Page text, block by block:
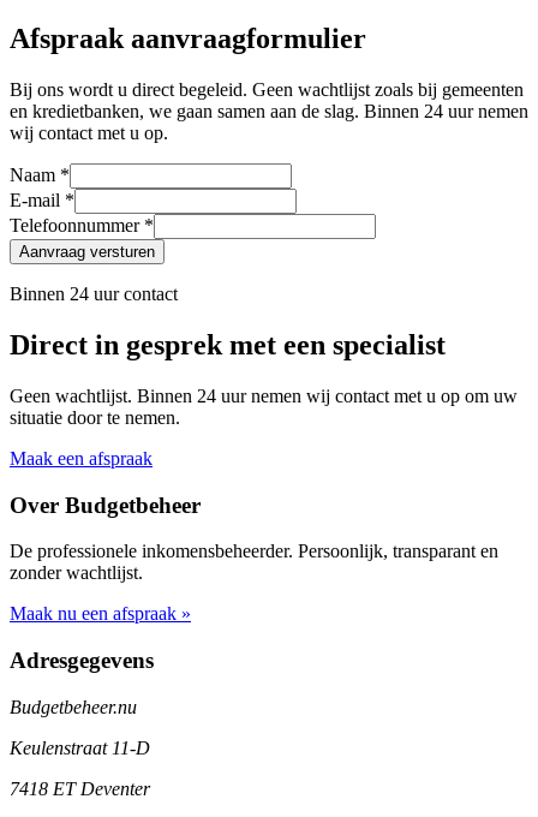
Afspraak aanvraagformulier
Bij ons wordt u direct begeleid. Geen wachtlijst zoals bij gemeenten
en kredietbanken, we gaan samen aan de slag. Binnen 24 uur nemen
wij contact met u op.
Naam *
E-mail *
Telefoonnummer *
Aanvraag versturen
Binnen 24 uur contact
Direct in gesprek met een specialist
Geen wachtlijst. Binnen 24 uur nemen wij contact met u op om uw
situatie door te nemen.
Maak een afspraak
Over Budgetbeheer
De professionele inkomensbeheerder. Persoonlijk, transparant en
zonder wachtlijst.
Maak nu een afspraak »
Adresgegevens
Budgetbeheer.nu
Keulenstraat 11-D
7418 ET Deventer